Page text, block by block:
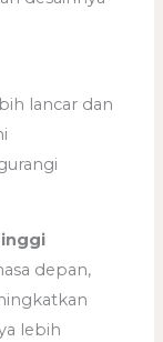
lancar dan
depan,
lebih